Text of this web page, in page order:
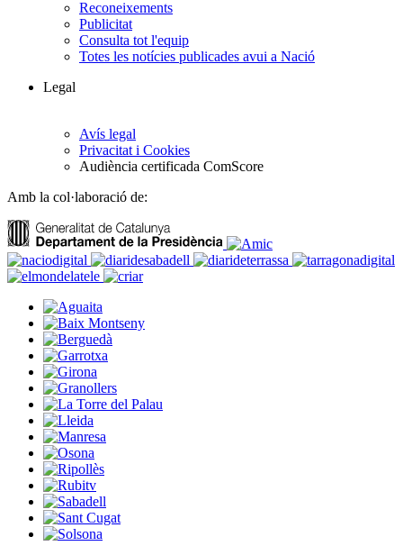
Reconeixements
Publicitat
Consulta tot l'equip
Totes les notícies publicades avui a Nació
Legal
Avís legal
Privacitat i Cookies
Audiència certificada ComScore
Amb la col·laboració de: